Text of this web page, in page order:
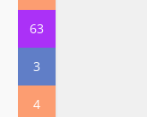
63
3
4